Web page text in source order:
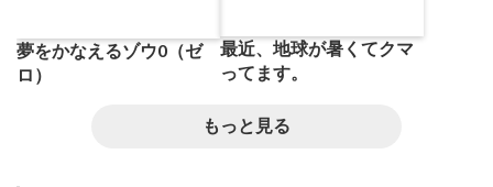
夢をかなえるゾウ0（ゼ
ロ）
最近、地球が暑くてクマ
ってます。
もっと見る